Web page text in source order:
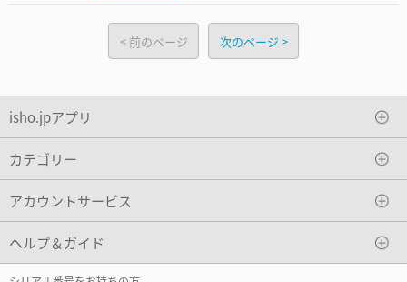
前のページ 次のページ
isho.jpアプリ
カテゴリー
アカウントサービス
ヘルプ＆ガイド